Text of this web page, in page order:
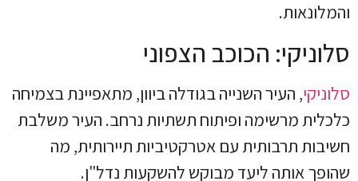
והמלונאות.
סלוניקי: הכוכב הצפוני
סלוניקי, העיר השנייה בגודלה ביוון, מתאפיינת בצמיחה
כלכלית מרשימה ופיתוח תשתיות נרחב. העיר משלבת
חשיבות תרבותית עם אטרקטיביות תיירותית, מה
שהופך אותה ליעד מבוקש להשקעות נדל"ן.